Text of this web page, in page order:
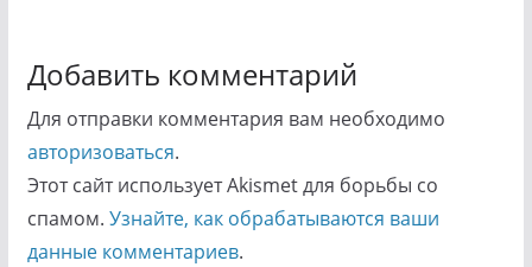
Добавить комментарий
Для отправки комментария вам необходимо
авторизоваться.
Этот сайт использует Akismet для борьбы со
спамом. Узнайте, как обрабатываются ваши
данные комментариев.